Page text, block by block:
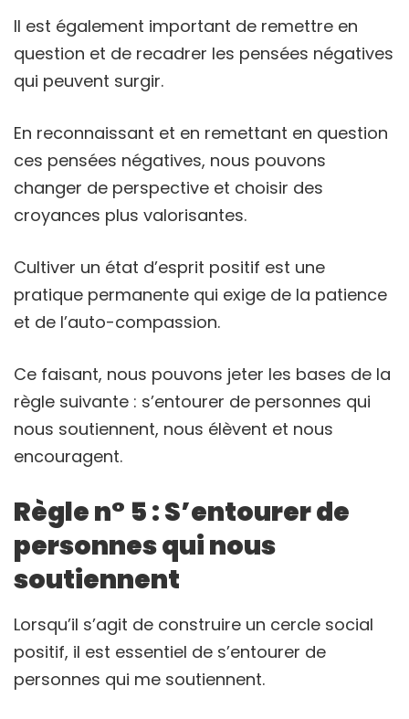
Il est également important de remettre en
question et de recadrer les pensées négatives
qui peuvent surgir.
En reconnaissant et en remettant en question
ces pensées négatives, nous pouvons
changer de perspective et choisir des
croyances plus valorisantes.
Cultiver un état d’esprit positif est une
pratique permanente qui exige de la patience
et de l’auto-compassion.
Ce faisant, nous pouvons jeter les bases de la
règle suivante : s’entourer de personnes qui
nous soutiennent, nous élèvent et nous
encouragent.
Règle n° 5 : S’entourer de
personnes qui nous
soutiennent
Lorsqu’il s’agit de construire un cercle social
positif, il est essentiel de s’entourer de
personnes qui me soutiennent.